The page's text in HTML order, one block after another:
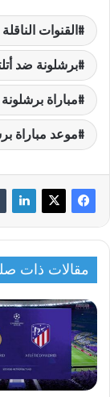
القنوات
برشلونة ضد
مباراة
موعد مباراة
مقالات ذات